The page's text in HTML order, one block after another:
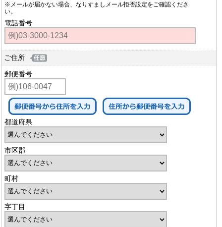
※メールが届かない場合、なりすましメール拒否設定をご確認くださ
い。
電話番号
ご住所
郵便番号
都道府県
市区郡
町村
字丁目